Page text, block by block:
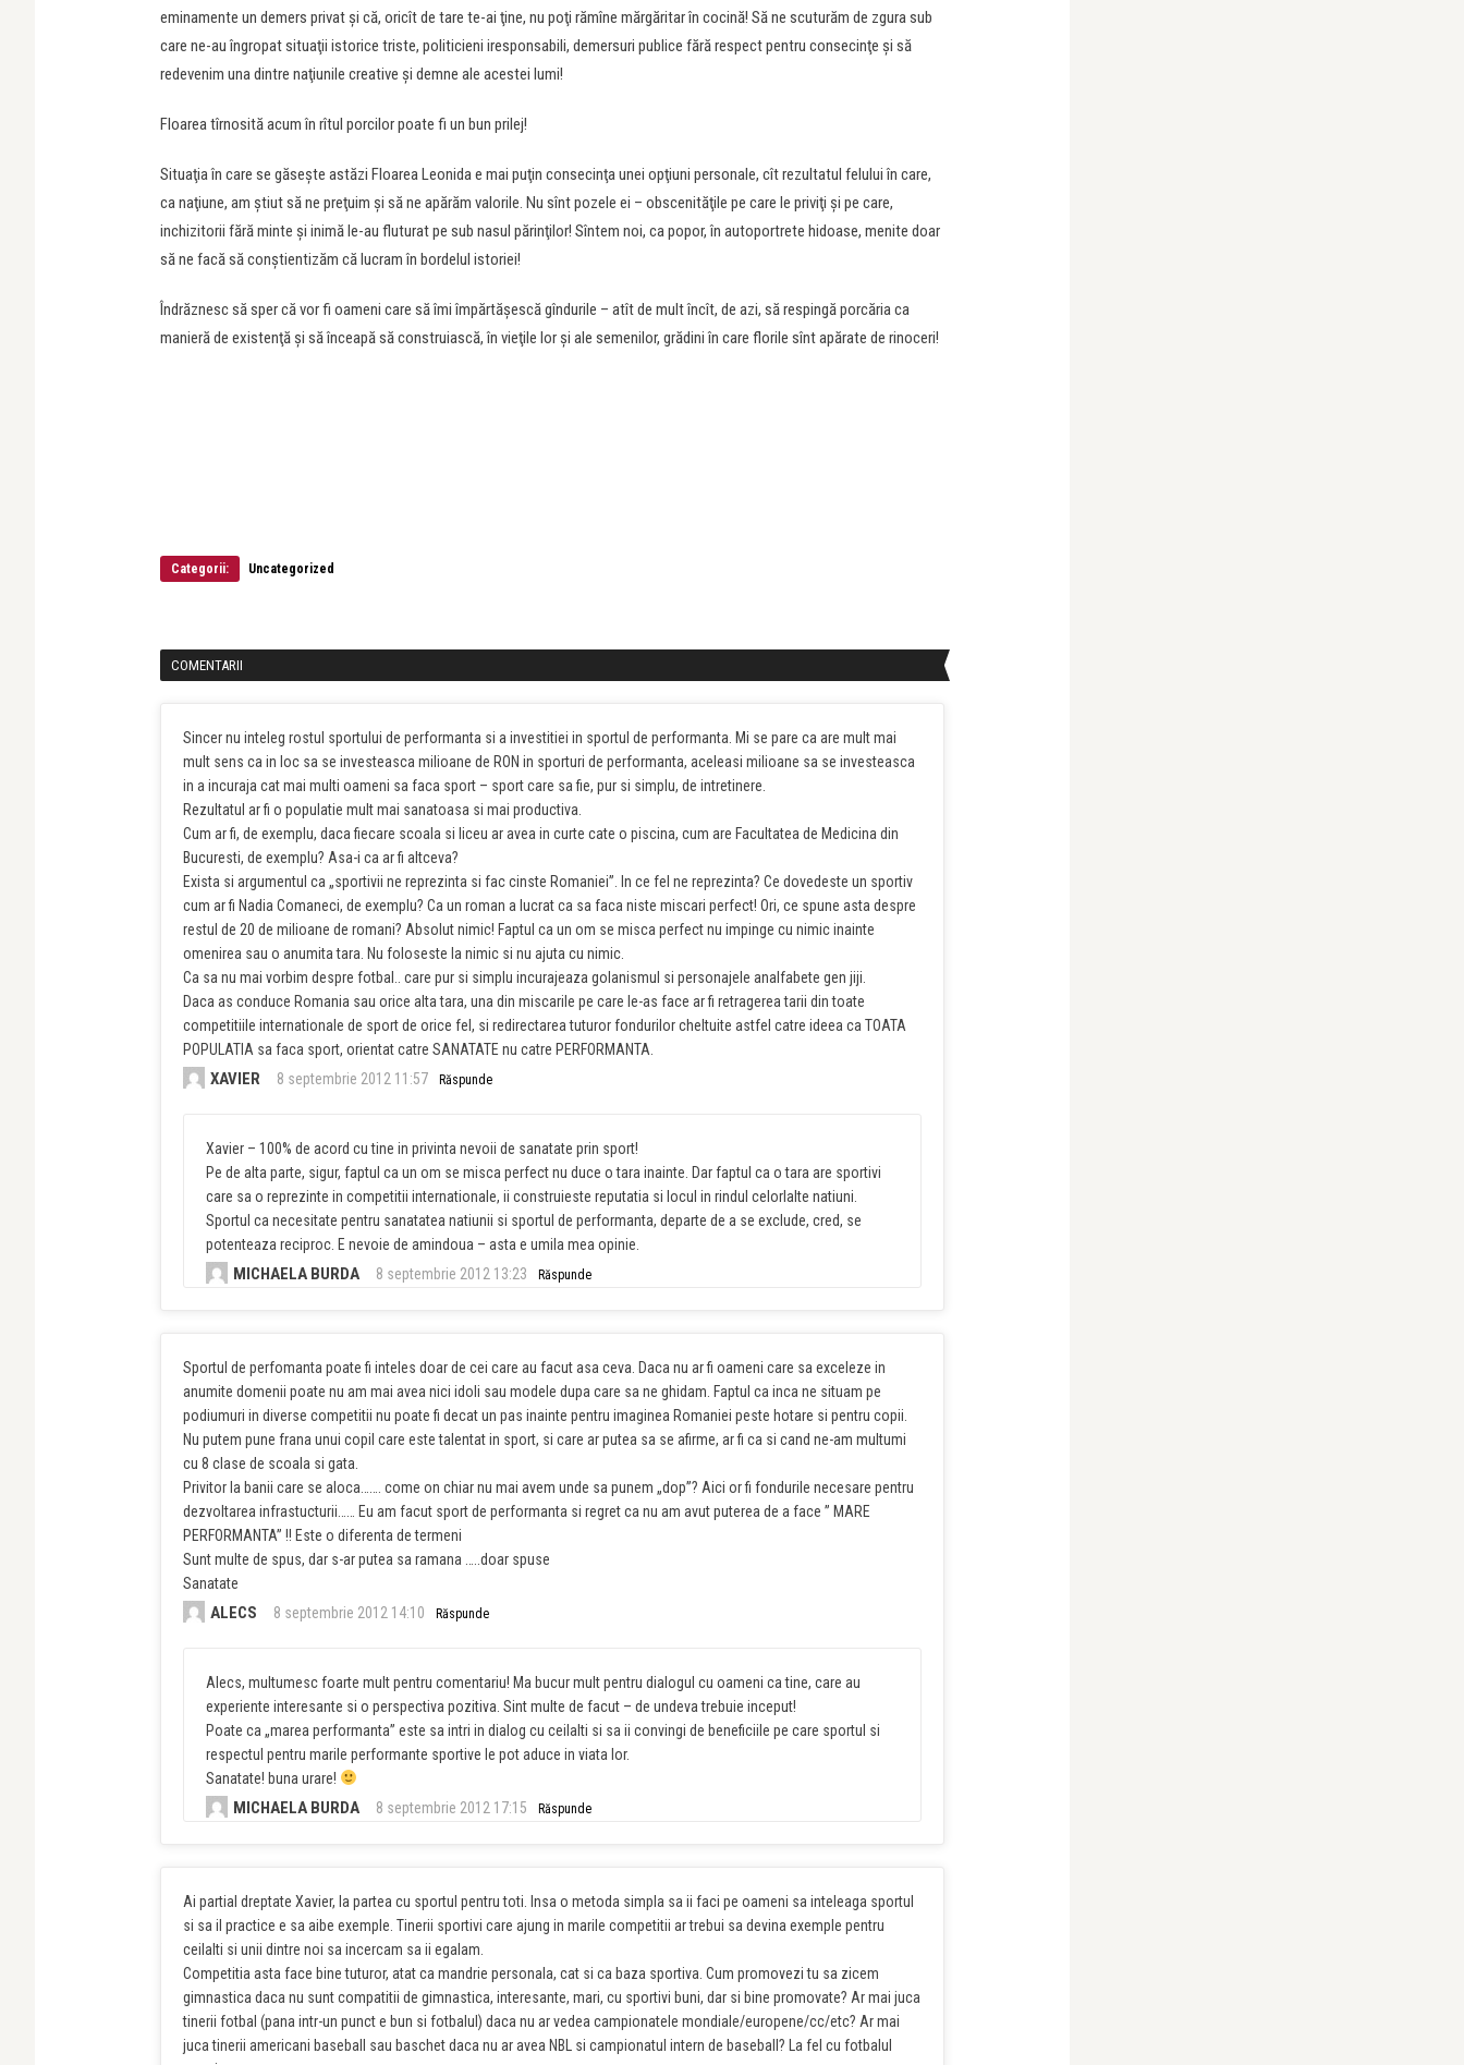
eminamente un demers privat şi că, oricît de tare te-ai ţine, nu poţi rămîne mărgăritar în cocină! Să ne scuturăm de zgura sub
care ne-au îngropat situaţii istorice triste, politicieni iresponsabili, demersuri publice fără respect pentru consecinţe şi să
redevenim una dintre naţiunile creative şi demne ale acestei lumi!
Floarea tîrnosită acum în rîtul porcilor poate fi un bun prilej!
Situaţia în care se găseşte astăzi Floarea Leonida e mai puţin consecinţa unei opţiuni personale, cît rezultatul felului în care,
ca naţiune, am ştiut să ne preţuim şi să ne apărăm valorile. Nu sînt pozele ei – obscenităţile pe care le priviţi şi pe care,
inchizitorii fără minte şi inimă le-au fluturat pe sub nasul părinţilor! Sîntem noi, ca popor, în autoportrete hidoase, menite doar
să ne facă să conştientizăm că lucram în bordelul istoriei!
Îndrăznesc să sper că vor fi oameni care să îmi împărtăşescă gîndurile – atît de mult încît, de azi, să respingă porcăria ca
manieră de existenţă şi să înceapă să construiască, în vieţile lor şi ale semenilor, grădini în care florile sînt apărate de rinoceri!
Categorii: Uncategorized
COMENTARII
Sincer nu inteleg rostul sportului de performanta si a investitiei in sportul de performanta. Mi se pare ca are mult mai
mult sens ca in loc sa se investeasca milioane de RON in sporturi de performanta, aceleasi milioane sa se investeasca
in a incuraja cat mai multi oameni sa faca sport – sport care sa fie, pur si simplu, de intretinere.
Rezultatul ar fi o populatie mult mai sanatoasa si mai productiva.
Cum ar fi, de exemplu, daca fiecare scoala si liceu ar avea in curte cate o piscina, cum are Facultatea de Medicina din
Bucuresti, de exemplu? Asa-i ca ar fi altceva?
Exista si argumentul ca „sportivii ne reprezinta si fac cinste Romaniei”. In ce fel ne reprezinta? Ce dovedeste un sportiv
cum ar fi Nadia Comaneci, de exemplu? Ca un roman a lucrat ca sa faca niste miscari perfect! Ori, ce spune asta despre
restul de 20 de milioane de romani? Absolut nimic! Faptul ca un om se misca perfect nu impinge cu nimic inainte
omenirea sau o anumita tara. Nu foloseste la nimic si nu ajuta cu nimic.
Ca sa nu mai vorbim despre fotbal.. care pur si simplu incurajeaza golanismul si personajele analfabete gen jiji.
Daca as conduce Romania sau orice alta tara, una din miscarile pe care le-as face ar fi retragerea tarii din toate
competitiile internationale de sport de orice fel, si redirectarea tuturor fondurilor cheltuite astfel catre ideea ca TOATA
POPULATIA sa faca sport, orientat catre SANATATE nu catre PERFORMANTA.
XAVIER 8 septembrie 2012 11:57 Răspunde
Xavier – 100% de acord cu tine in privinta nevoii de sanatate prin sport!
Pe de alta parte, sigur, faptul ca un om se misca perfect nu duce o tara inainte. Dar faptul ca o tara are sportivi
care sa o reprezinte in competitii internationale, ii construieste reputatia si locul in rindul celorlalte natiuni.
Sportul ca necesitate pentru sanatatea natiunii si sportul de performanta, departe de a se exclude, cred, se
potenteaza reciproc. E nevoie de amindoua – asta e umila mea opinie.
MICHAELA BURDA 8 septembrie 2012 13:23 Răspunde
Sportul de perfomanta poate fi inteles doar de cei care au facut asa ceva. Daca nu ar fi oameni care sa exceleze in
anumite domenii poate nu am mai avea nici idoli sau modele dupa care sa ne ghidam. Faptul ca inca ne situam pe
podiumuri in diverse competitii nu poate fi decat un pas inainte pentru imaginea Romaniei peste hotare si pentru copii.
Nu putem pune frana unui copil care este talentat in sport, si care ar putea sa se afirme, ar fi ca si cand ne-am multumi
cu 8 clase de scoala si gata.
Privitor la banii care se aloca……. come on chiar nu mai avem unde sa punem „dop”? Aici or fi fondurile necesare pentru
dezvoltarea infrastucturii…… Eu am facut sport de performanta si regret ca nu am avut puterea de a face ” MARE
PERFORMANTA” !! Este o diferenta de termeni
Sunt multe de spus, dar s-ar putea sa ramana …..doar spuse
Sanatate
ALECS 8 septembrie 2012 14:10 Răspunde
Alecs, multumesc foarte mult pentru comentariu! Ma bucur mult pentru dialogul cu oameni ca tine, care au
experiente interesante si o perspectiva pozitiva. Sint multe de facut – de undeva trebuie inceput!
Poate ca „marea performanta” este sa intri in dialog cu ceilalti si sa ii convingi de beneficiile pe care sportul si
respectul pentru marile performante sportive le pot aduce in viata lor.
Sanatate! buna urare!
MICHAELA BURDA 8 septembrie 2012 17:15 Răspunde
Ai partial dreptate Xavier, la partea cu sportul pentru toti. Insa o metoda simpla sa ii faci pe oameni sa inteleaga sportul
si sa il practice e sa aibe exemple. Tinerii sportivi care ajung in marile competitii ar trebui sa devina exemple pentru
ceilalti si unii dintre noi sa incercam sa ii egalam.
Competitia asta face bine tuturor, atat ca mandrie personala, cat si ca baza sportiva. Cum promovezi tu sa zicem
gimnastica daca nu sunt compatitii de gimnastica, interesante, mari, cu sportivi buni, dar si bine promovate? Ar mai juca
tinerii fotbal (pana intr-un punct e bun si fotbalul) daca nu ar vedea campionatele mondiale/europene/cc/etc? Ar mai
juca tinerii americani baseball sau baschet daca nu ar avea NBL si campionatul intern de baseball? La fel cu fotbalul